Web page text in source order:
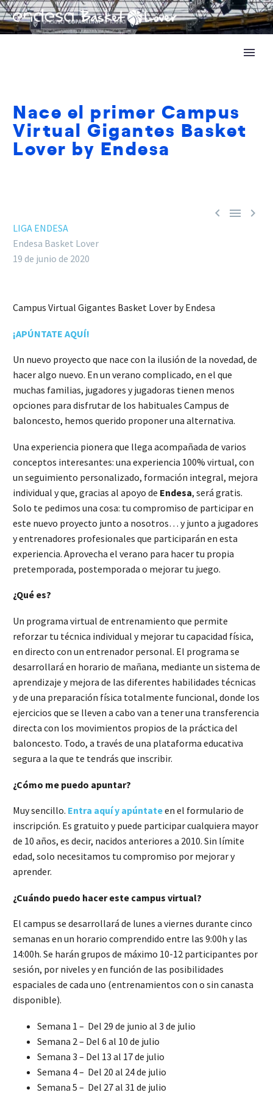
Nace el primer Campus
Virtual Gigantes Basket
Lover by Endesa
  
LIGA ENDESA
Endesa Basket Lover
19 de junio de 2020
Campus Virtual Gigantes Basket Lover by Endesa
¡APÚNTATE AQUÍ!
Un nuevo proyecto que nace con la ilusión de la novedad, de
hacer algo nuevo. En un verano complicado, en el que
muchas familias, jugadores y jugadoras tienen menos
opciones para disfrutar de los habituales Campus de
baloncesto, hemos querido proponer una alternativa.
Una experiencia pionera que llega acompañada de varios
conceptos interesantes: una experiencia 100% virtual, con
un seguimiento personalizado, formación integral, mejora
individual y que, gracias al apoyo de Endesa, será gratis.
Solo te pedimos una cosa: tu compromiso de participar en
este nuevo proyecto junto a nosotros… y junto a jugadores
y entrenadores profesionales que participarán en esta
experiencia. Aprovecha el verano para hacer tu propia
pretemporada, postemporada o mejorar tu juego.
¿Qué es?
Un programa virtual de entrenamiento que permite
reforzar tu técnica individual y mejorar tu capacidad física,
en directo con un entrenador personal. El programa se
desarrollará en horario de mañana, mediante un sistema de
aprendizaje y mejora de las diferentes habilidades técnicas
y de una preparación física totalmente funcional, donde los
ejercicios que se lleven a cabo van a tener una transferencia
directa con los movimientos propios de la práctica del
baloncesto. Todo, a través de una plataforma educativa
segura a la que te tendrás que inscribir.
¿Cómo me puedo apuntar?
Muy sencillo. Entra aquí y apúntateen el formulario de
inscripción. Es gratuito y puede participar cualquiera mayor
de 10 años, es decir, nacidos anteriores a 2010. Sin límite
edad, solo necesitamos tu compromiso por mejorar y
aprender.
¿Cuándo puedo hacer este campus virtual?
El campus se desarrollará de lunes a viernes durante cinco
semanas en un horario comprendido entre las 9:00h y las
14:00h. Se harán grupos de máximo 10-12 participantes por
sesión, por niveles y en función de las posibilidades
espaciales de cada uno (entrenamientos con o sin canasta
disponible).
Semana 1 – Del 29 de junio al 3 de julio
Semana 2 – Del 6 al 10 de julio
Semana 3 – Del 13 al 17 de julio
Semana 4 – Del 20 al 24 de julio
Semana 5 – Del 27 al 31 de julio